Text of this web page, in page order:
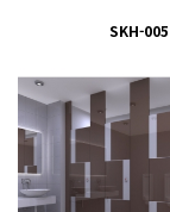
SKH-005